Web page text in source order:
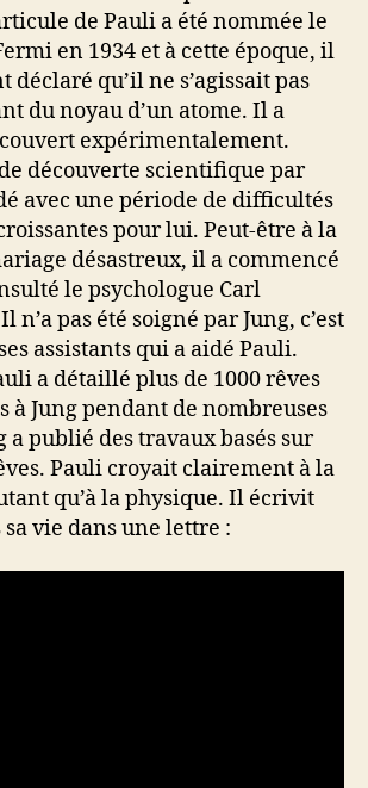
de Pauli a été nommée le
en 1934 et à cette époque, il
déclaré qu’il ne s’agissait pas
du noyau d’un atome. Il a
expérimentalement.
découverte scientifique par
avec une période de difficultés
pour lui. Peut-être à la
désastreux, il a commencé
le psychologue Carl
n’a pas été soigné par Jung, c’est
assistants qui a aidé Pauli.
a détaillé plus de 1000 rêves
à Jung pendant de nombreuses
a publié des travaux basés sur
Pauli croyait clairement à la
qu’à la physique. Il écrivit
vie dans une lettre :